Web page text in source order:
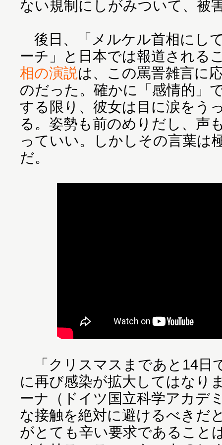
ない規制にしがみついて、被
後日、「メルケル首相にし
ーチ」と日本では報道される
相の演説は、この罵詈雑言に
のだった。確かに「感情的」
する限り、彼女は目に涙をう
る。姿勢も前のめりだし、声
っていい。しかしその言葉は
だ。
「クリスマスまであと14日
に再び感染が拡大してはなり
ーナ（ドイツ国立科学アカデ
な接触を絶対に避けるべきだ
がとても辛い要求であること